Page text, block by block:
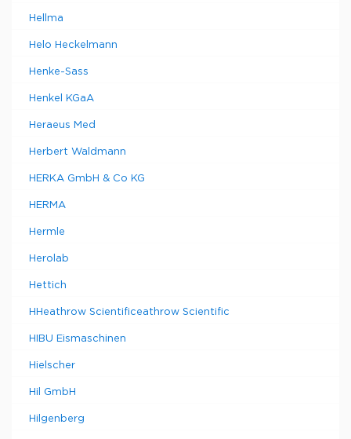
Hellma
Helo Heckelmann
Henke-Sass
Henkel KGaA
Heraeus Med
Herbert Waldmann
HERKA GmbH & Co KG
HERMA
Hermle
Herolab
Hettich
HHeathrow Scientificeathrow Scientific
HIBU Eismaschinen
Hielscher
Hil GmbH
Hilgenberg